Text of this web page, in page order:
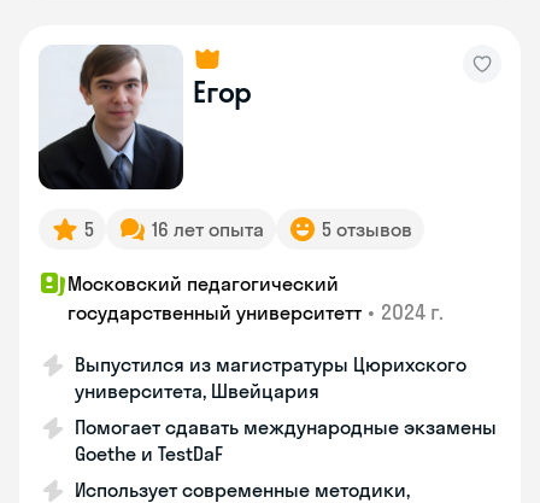
Егор
5 16 лет опыта 5 отзывов
Московский педагогический
государственный университетт • 2024 г.
Выпустился из магистратуры Цюрихского
университета, Швейцария
Помогает сдавать международные экзамены
Goethe и TestDaF
Использует современные методики,